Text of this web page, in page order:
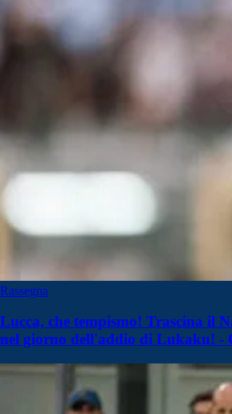
Rassegna
Lucca, che tempismo! Trascina il
nel giorno dell'addio di Lukaku! -